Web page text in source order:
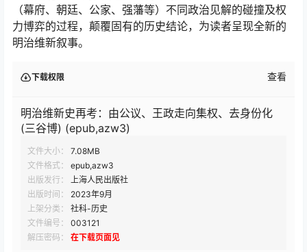
（幕府、朝廷、公家、强藩等）不同政治见解的碰撞及权
力博弈的过程，颠覆固有的历史结论，为读者呈现全新的
明治维新叙事。
下载权限 查看
明治维新史再考：由公议、王政走向集权、去身份化
(三谷博) (epub,azw3)
文件大小：
7.08MB
文件格式：
epub,azw3
出版发行：
上海人民出版社
出版时间：
2023年9月
上架分类：
社科-历史
文件编号：
003121
解压密码：
在下载页面见